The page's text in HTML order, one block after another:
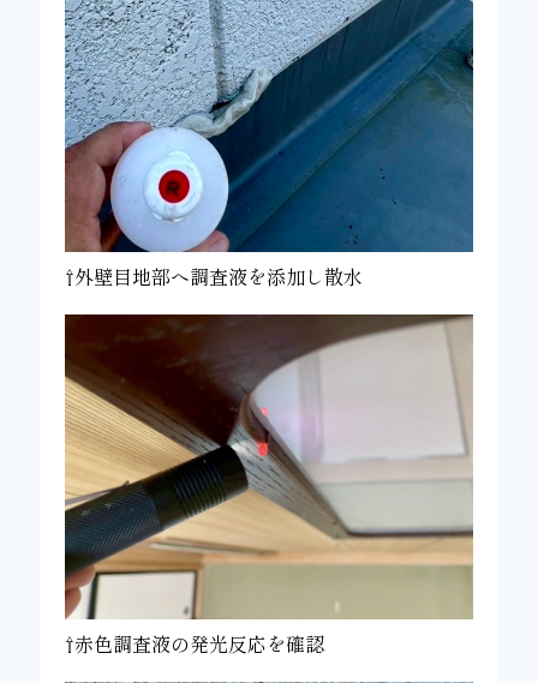
⇧外壁目地部へ調査液を添加し散水
⇧赤色調査液の発光反応を確認